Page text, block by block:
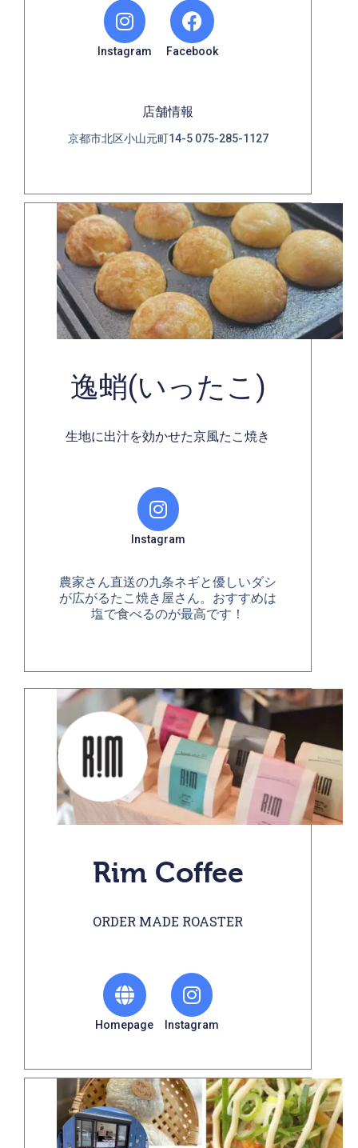
Instagram Facebook
店舗情報
京都市北区小山元町14-5 075-285-1127
逸蛸(いったこ)
生地に出汁を効かせた京風たこ焼き
Instagram
農家さん直送の九条ネギと優しいダシ
が広がるたこ焼き屋さん。おすすめは
塩で食べるのが最高です！
Rim Coffee
ORDER MADE ROASTER
Homepage Instagram